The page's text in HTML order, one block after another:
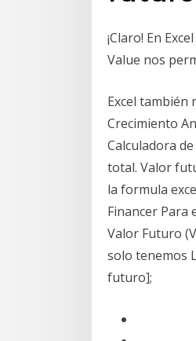
¡Claro! En
Value nos
Excel también
Crecimiento
Calculadora
total. Valor
la formula
Financer Para
Valor Futuro
solo tenemos
futuro];